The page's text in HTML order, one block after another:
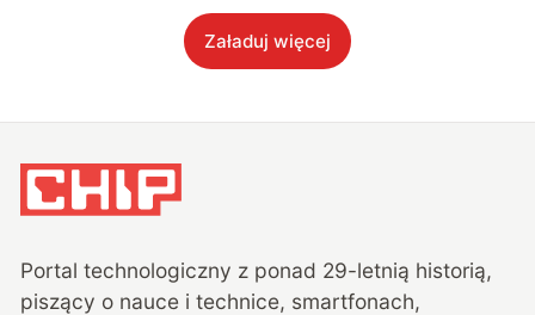
Załaduj więcej
Portal technologiczny z ponad 29-letnią historią,
piszący o nauce i technice, smartfonach,